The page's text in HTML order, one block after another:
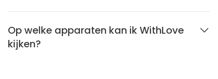
Op welke apparaten kan ik WithLove
kijken?